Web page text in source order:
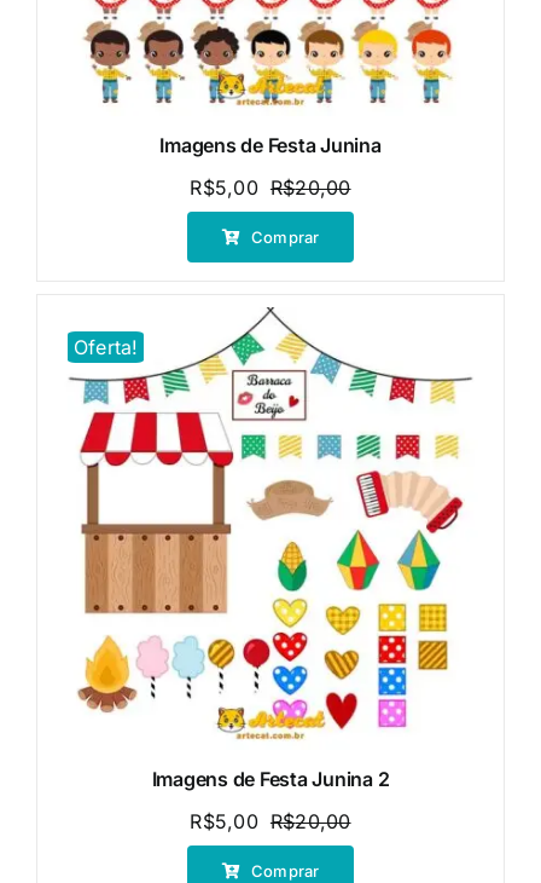
Imagens de Festa Junina
R$20,00O
preço
era:
R$5,00
O
preço
é:
Comprar
Oferta!
Imagens de Festa Junina 2
R$20,00O
preço
R$5,00
O
preço
Comprar